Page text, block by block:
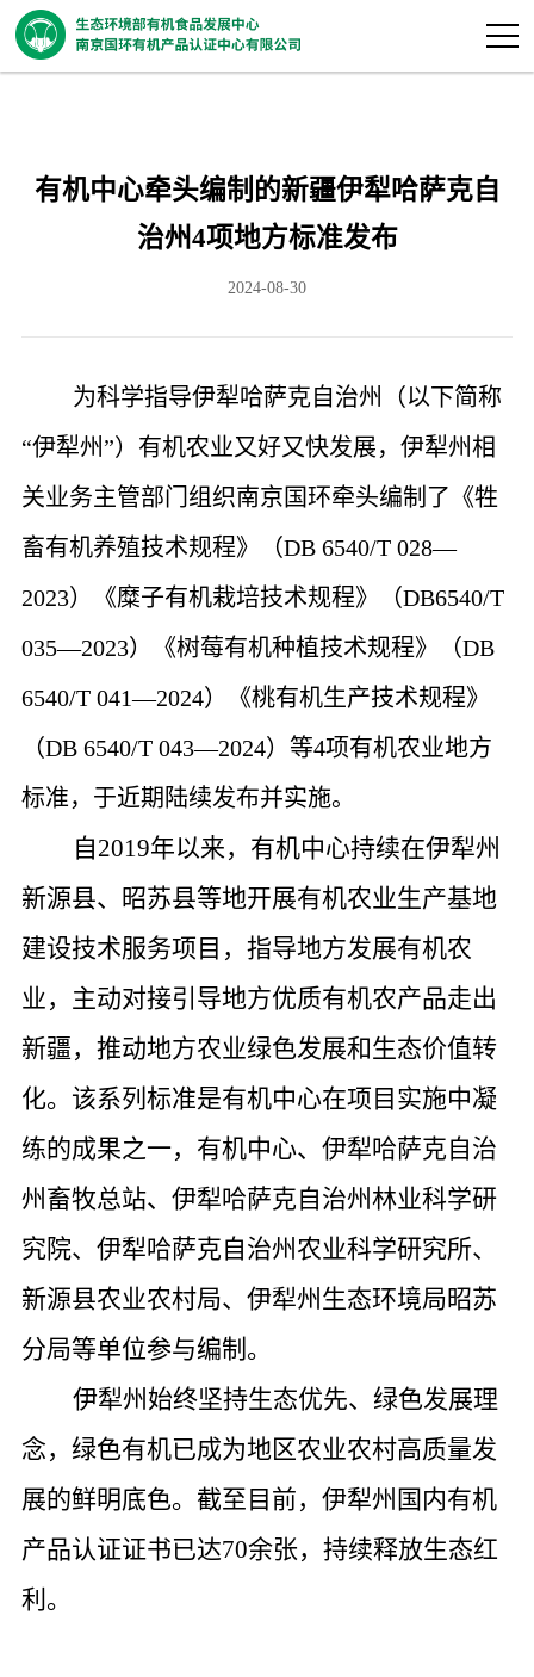
有机中心牵头编制的新疆伊犁哈萨克自
治州4项地方标准发布
2024-08-30
为科学指导伊犁哈萨克自治州（以下简称
“伊犁州”）有机农业又好又快发展，伊犁州相
关业务主管部门组织南京国环牵头编制了《牲
畜有机养殖技术规程》（DB 6540/T 028—
2023）《糜子有机栽培技术规程》（DB6540/T
035—2023）《树莓有机种植技术规程》（DB
6540/T 041—2024）《桃有机生产技术规程》
（DB 6540/T 043—2024）等4项有机农业地方
标准，于近期陆续发布并实施。
自2019年以来，有机中心持续在伊犁州
新源县、昭苏县等地开展有机农业生产基地
建设技术服务项目，指导地方发展有机农
业，主动对接引导地方优质有机农产品走出
新疆，推动地方农业绿色发展和生态价值转
化。该系列标准是有机中心在项目实施中凝
练的成果之一， 有机中心、伊犁哈萨克自治
州畜牧总站、伊犁哈萨克自治州林业科学研
究院、伊犁哈萨克自治州农业科学研究所、
新源县农业农村局、伊犁州生态环境局昭苏
分局等单位参与编制。
伊犁州始终坚持生态优先、绿色发展理
念，绿色有机已成为地区农业农村高质量发
展的鲜明底色。截至目前，伊犁州国内有机
产品认证证书已达70余张，持续释放生态红
利。